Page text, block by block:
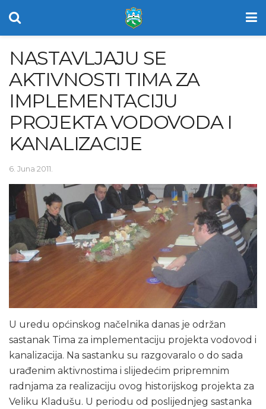
NASTAVLJAJU SE
AKTIVNOSTI TIMA ZA
IMPLEMENTACIJU
PROJEKTA VODOVODA I
KANALIZACIJE
6. Juna 2011.
U uredu općinskog načelnika danas je održan
sastanak Tima za implementaciju projekta vodovod i
kanalizacija. Na sastanku su razgovaralo o do sada
urađenim aktivnostima i slijedećim pripremnim
radnjama za realizaciju ovog historijskog projekta za
Veliku Kladušu. U periodu od poslijednjeg sastanka